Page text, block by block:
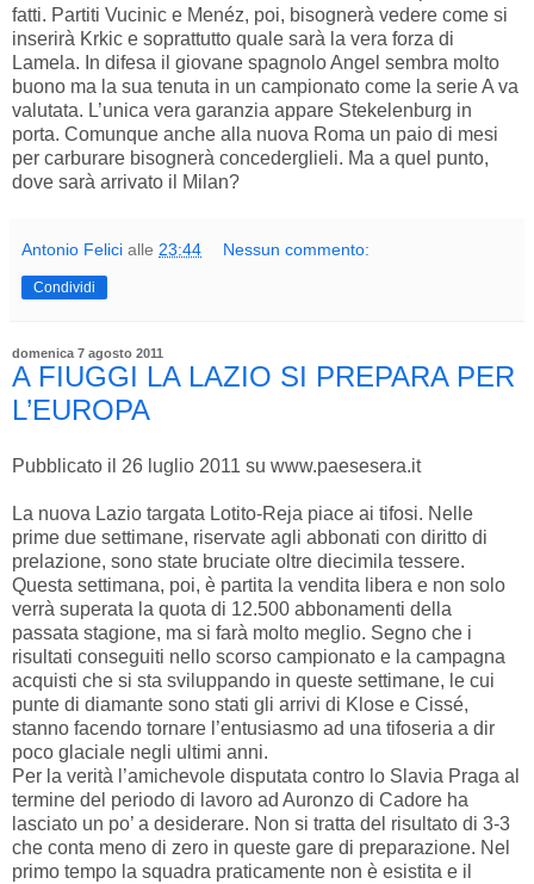
fatti. Partiti Vucinic e Menéz, poi, bisognerà vedere come si
inserirà Krkic e soprattutto quale sarà la vera forza di
Lamela. In difesa il giovane spagnolo Angel sembra molto
buono ma la sua tenuta in un campionato come la serie A va
valutata. L’unica vera garanzia appare Stekelenburg in
porta. Comunque anche alla nuova Roma un paio di mesi
per carburare bisognerà concederglieli. Ma a quel punto,
dove sarà arrivato il Milan?
Antonio Felici alle 23:44 Nessun commento:
Condividi
domenica 7 agosto 2011
A FIUGGI LA LAZIO SI PREPARA PER
L’EUROPA
Pubblicato il 26 luglio 2011 su www.paesesera.it
La nuova Lazio targata Lotito-Reja piace ai tifosi. Nelle
prime due settimane, riservate agli abbonati con diritto di
prelazione, sono state bruciate oltre diecimila tessere.
Questa settimana, poi, è partita la vendita libera e non solo
verrà superata la quota di 12.500 abbonamenti della
passata stagione, ma si farà molto meglio. Segno che i
risultati conseguiti nello scorso campionato e la campagna
acquisti che si sta sviluppando in queste settimane, le cui
punte di diamante sono stati gli arrivi di Klose e Cissé,
stanno facendo tornare l’entusiasmo ad una tifoseria a dir
poco glaciale negli ultimi anni.
Per la verità l’amichevole disputata contro lo Slavia Praga al
termine del periodo di lavoro ad Auronzo di Cadore ha
lasciato un po’ a desiderare. Non si tratta del risultato di 3-3
che conta meno di zero in queste gare di preparazione. Nel
primo tempo la squadra praticamente non è esistita e il